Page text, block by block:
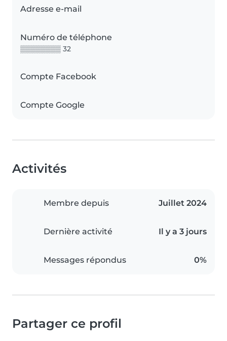
Adresse e-mail
Numéro de téléphone
▒▒▒▒▒▒▒▒ 32
Compte Facebook
Compte Google
Activités
Membre depuis Juillet 2024
Dernière activité Il y a 3 jours
Messages répondus 0%
Partager ce profil